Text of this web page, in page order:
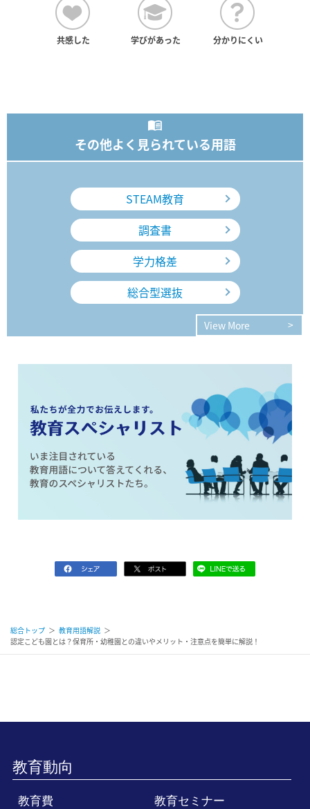
共感した 学びがあった 分かりにくい
その他よく見られている用語
STEAM教育
調査書
学力格差
総合型選抜
View More
総合トップ ＞ 教育用語解説 ＞
認定こども園とは？保育所・幼稚園との違いやメリット・注意点を簡単に解説！
教育動向
教育費 教育セミナー